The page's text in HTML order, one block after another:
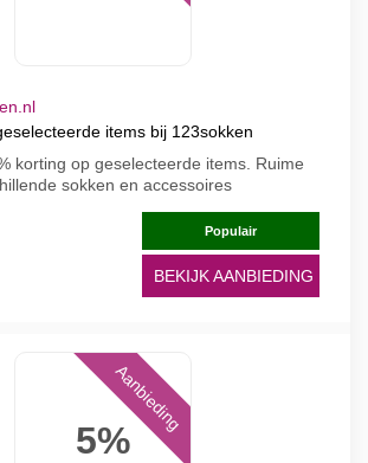
items bij 123sokken
korting op geselecteerde items. Ruime
sokken en accessoires
Populair
BEKIJK AANBIEDING
5%
Aanbieding